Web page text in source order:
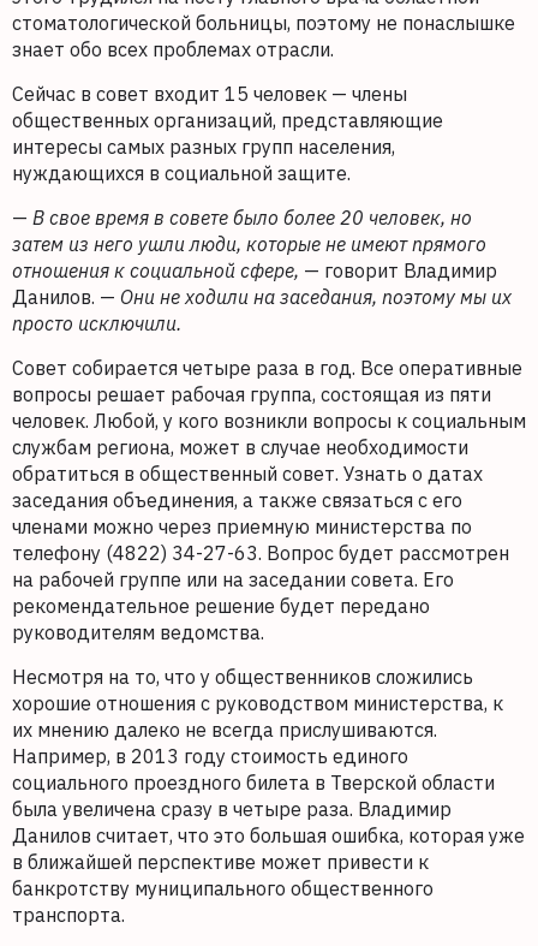
стоматологической больницы, поэтому не понаслышке
знает обо всех проблемах отрасли.
Сейчас в совет входит 15 человек — члены
общественных организаций, представляющие
интересы самых разных групп населения,
нуждающихся в социальной защите.
— В свое время в совете было более 20 человек, но
затем из него ушли люди, которые не имеют прямого
отношения к социальной сфере, — говорит Владимир
Данилов. — Они не ходили на заседания, поэтому мы их
просто исключили.
Совет собирается четыре раза в год. Все оперативные
вопросы решает рабочая группа, состоящая из пяти
человек. Любой, у кого возникли вопросы к социальным
службам региона, может в случае необходимости
обратиться в общественный совет. Узнать о датах
заседания объединения, а также связаться с его
членами можно через приемную министерства по
телефону (4822) 34-27-63. Вопрос будет рассмотрен
на рабочей группе или на заседании совета. Его
рекомендательное решение будет передано
руководителям ведомства.
Несмотря на то, что у общественников сложились
хорошие отношения с руководством министерства, к
их мнению далеко не всегда прислушиваются.
Например, в 2013 году стоимость единого
социального проездного билета в Тверской области
была увеличена сразу в четыре раза. Владимир
Данилов считает, что это большая ошибка, которая уже
в ближайшей перспективе может привести к
банкротству муниципального общественного
транспорта.